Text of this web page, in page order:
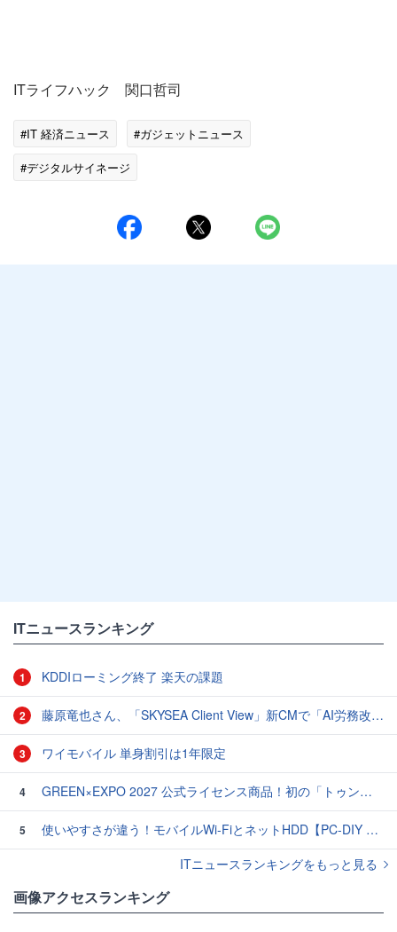
ITライフハック 関口哲司
#IT 経済ニュース
#ガジェットニュース
#デジタルサイネージ
ITニュースランキング
1 KDDIローミング終了 楽天の課題
2 藤原竜也さん、「SKYSEA Client View」新CMで「AI労務改善」をアピール 働き方をAIが分析したら「すぐに休んで」と言われる？
3 ワイモバイル 単身割引は1年限定
4 GREEN×EXPO 2027 公式ライセンス商品！初の「トゥンクトゥンク」公式LINEスタンプ、販売開始
5
使いやすさが違う！モバイルWi-FiとネットHDD【PC-DIY 秋の陣】
ITニュースランキングをもっと見る
画像アクセスランキング